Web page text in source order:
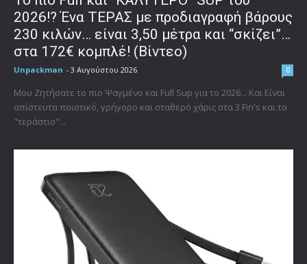
2026!? Ένα ΤΕΡΑΣ με προδιαγραφή βάρους
230 κιλών… είναι 3,50 μέτρα και “σκίζει”…
στα 172€ κομπλέ! (Βίντεο)
Unpackman - 3 Αυγούστου 2026 0
Μου Ζητήσατε το πιο Ψαγμένο και Full Sup για το 2026... Και Είναι
απίστευτα ποιοτικό, γρήγορο και σταθερό χάρις στα 3 Fin's και το
"τεράστιο"...